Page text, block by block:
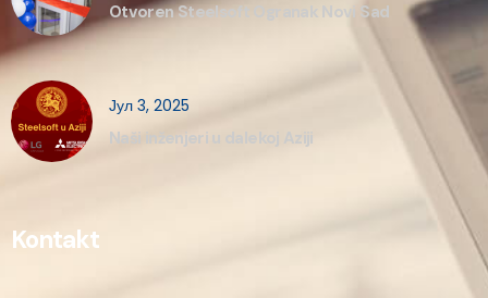
Otvoren Steelsoft Ogranak Novi Sad
Јул 3, 2025
Naši inženjeri u dalekoj Aziji
Kontakt